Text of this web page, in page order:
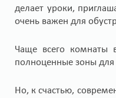
делает уроки,
очень важен для
Чаще всего комнаты
полноценные зоны для
Но, к счастью,